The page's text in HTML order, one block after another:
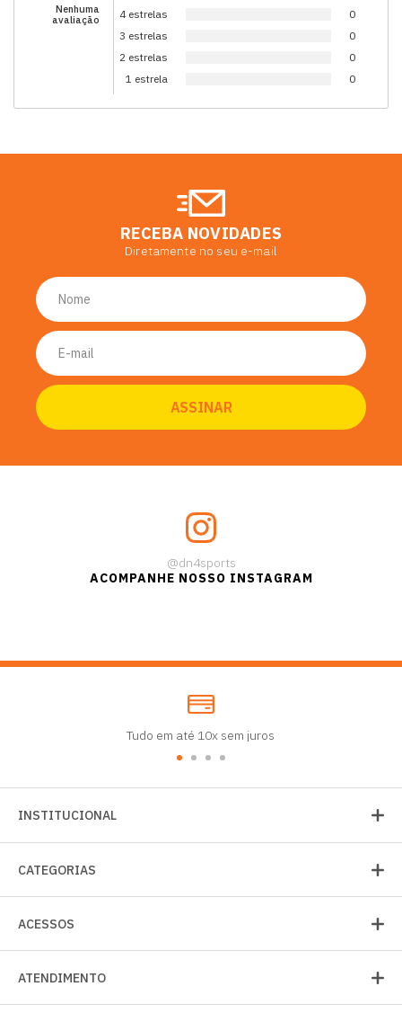
Nenhuma
avaliação
4 estrelas
0
3 estrelas
0
2 estrelas
0
1 estrela
0
RECEBA NOVIDADES
Diretamente no seu e-mail
@dn4sports
ACOMPANHE NOSSO INSTAGRAM
Tudo em até 10x sem juros
INSTITUCIONAL
CATEGORIAS
ACESSOS
ATENDIMENTO